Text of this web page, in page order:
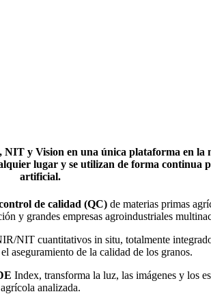
y Vision en una única plataforma en la
lugar y se utilizan de forma
artificial.
de calidad (QC) de materias primas
y grandes empresas agroindustriales
NIT cuantitativos in situ, totalmente
aseguramiento de la calidad de los granos.
Index, transforma la luz, las imágenes y los
agrícola analizada.